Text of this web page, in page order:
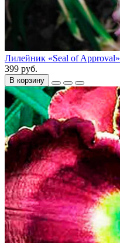
Лилейник «Seаl of Approval»
399 руб.
В корзину